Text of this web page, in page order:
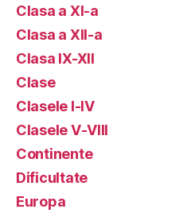
Clasa a XI-a
Clasa a XII-a
Clasa IX-XII
Clase
Clasele I-IV
Clasele V-VIII
Continente
Dificultate
Europa